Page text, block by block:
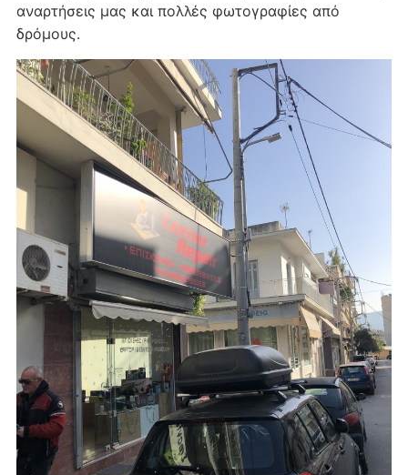
αναρτήσεις μας και πολλές φωτογραφίες από
δρόμους.